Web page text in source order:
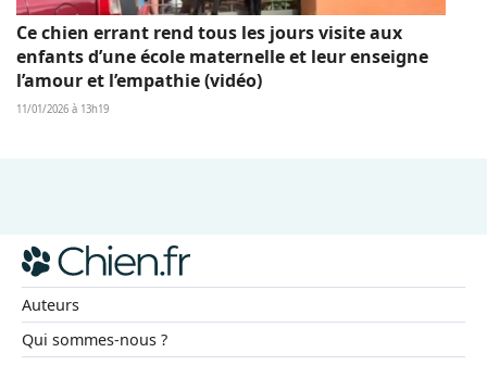
Ce chien errant rend tous les jours visite aux
enfants d’une école maternelle et leur enseigne
l’amour et l’empathie (vidéo)
11/01/2026 à 13h19
Auteurs
Qui sommes-nous ?